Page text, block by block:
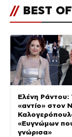
// BEST
Ελένη Ράντου:
«αντίο» στον
«Ευγνώμων
γνώρισα»